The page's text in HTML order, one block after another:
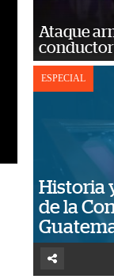
Ataque
ESPECIAL
Historia
de la